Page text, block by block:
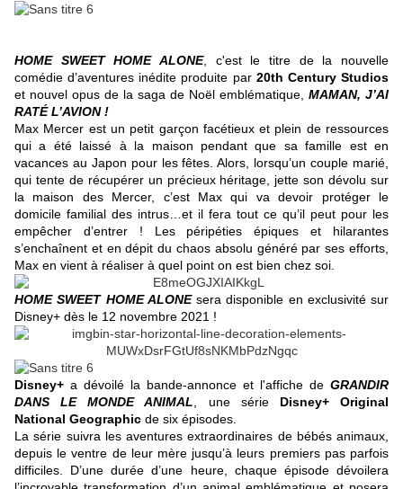
HOME SWEET HOME ALONE, c'est le titre de la nouvelle
comédie d’aventures inédite produite par 20th Century Studios
et nouvel opus de la saga de Noël emblématique, MAMAN, J’AI
RATÉ L’AVION !
Max Mercer est un petit garçon facétieux et plein de ressources
qui a été laissé à la maison pendant que sa famille est en
vacances au Japon pour les fêtes. Alors, lorsqu’un couple marié,
qui tente de récupérer un précieux héritage, jette son dévolu sur
la maison des Mercer, c’est Max qui va devoir protéger le
domicile familial des intrus…et il fera tout ce qu’il peut pour les
empêcher d’entrer ! Les péripéties épiques et hilarantes
s’enchaînent et en dépit du chaos absolu généré par ses efforts,
Max en vient à réaliser à quel point on est bien chez soi.
HOME SWEET HOME ALONE sera disponible en exclusivité sur
Disney+ dès le 12 novembre 2021 !
Disney+ a dévoilé la bande-annonce et l'affiche de GRANDIR
DANS LE MONDE ANIMAL , une série Disney+ Original
National Geographic de six épisodes.
La série suivra les aventures extraordinaires de bébés animaux,
depuis le ventre de leur mère jusqu’à leurs premiers pas parfois
difficiles. D’une durée d’une heure, chaque épisode dévoilera